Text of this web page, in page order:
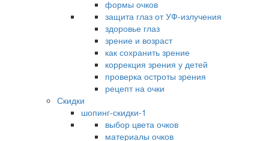
формы очков
защита глаз от УФ-излучения
здоровье глаз
зрение и возраст
как сохранить зрение
коррекция зрения у детей
проверка остроты зрения
рецепт на очки
Скидки
шопинг-скидки-1
выбор цвета очков
материалы очков